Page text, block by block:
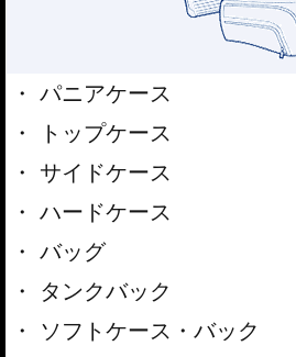
パニアケース
トップケース
サイドケース
ハードケース
バッグ
タンクバック
ソフトケース・バック